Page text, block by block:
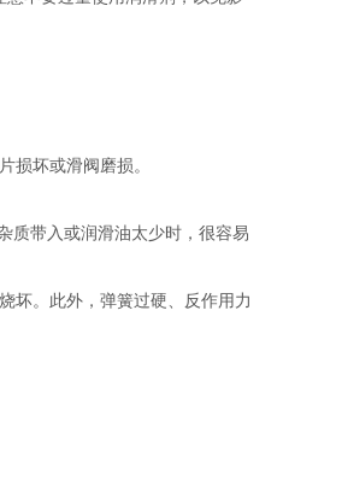
损坏或滑阀磨损。
质带入或润滑油太少时，很容易
坏。此外，弹簧过硬、反作用力